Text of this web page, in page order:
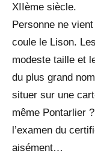
XIIème siècle.
Personne ne
coule le Lison.
modeste taille et
du plus grand
situer sur une
même Pontarlier
l’examen du
aisément…